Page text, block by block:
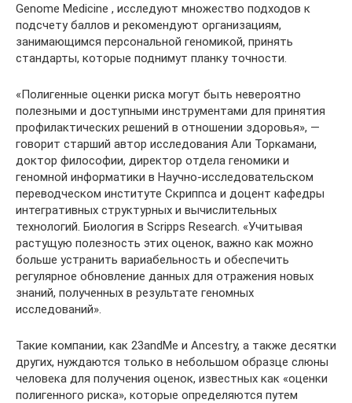
Genome Medicine , исследуют множество подходов к
подсчету баллов и рекомендуют организациям,
занимающимся персональной геномикой, принять
стандарты, которые поднимут планку точности.
«Полигенные оценки риска могут быть невероятно
полезными и доступными инструментами для принятия
профилактических решений в отношении здоровья», —
говорит старший автор исследования Али Торкамани,
доктор философии, директор отдела геномики и
геномной информатики в Научно-исследовательском
переводческом институте Скриппса и доцент кафедры
интегративных структурных и вычислительных
технологий. Биология в Scripps Research. «Учитывая
растущую полезность этих оценок, важно как можно
больше устранить вариабельность и обеспечить
регулярное обновление данных для отражения новых
знаний, полученных в результате геномных
исследований».
Такие компании, как 23andMe и Ancestry, а также десятки
других, нуждаются только в небольшом образце слюны
человека для получения оценок, известных как «оценки
полигенного риска», которые определяются путем